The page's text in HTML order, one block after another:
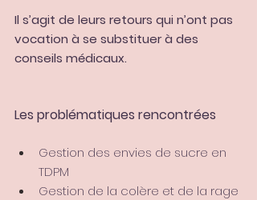
Il s’agit de leurs retours qui n’ont pas
vocation à se substituer à des
conseils médicaux.
Les problématiques rencontrées
Gestion des envies de sucre en
TDPM
Gestion de la colère et de la rage